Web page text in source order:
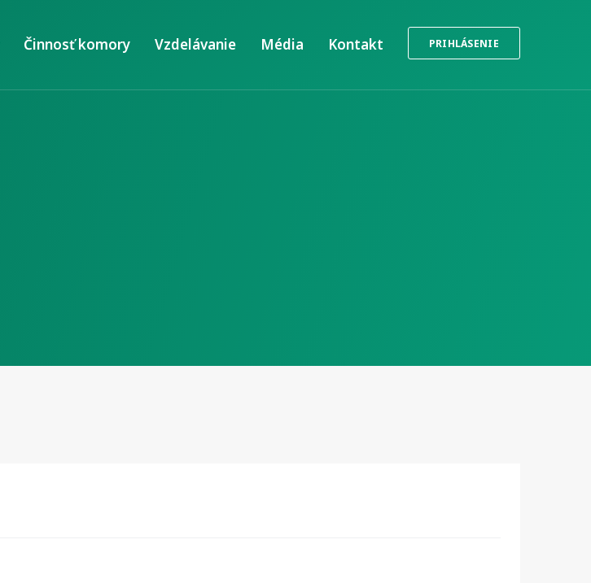
Činnosť komory Vzdelávanie Média Kontakt PRIHLÁSENIE